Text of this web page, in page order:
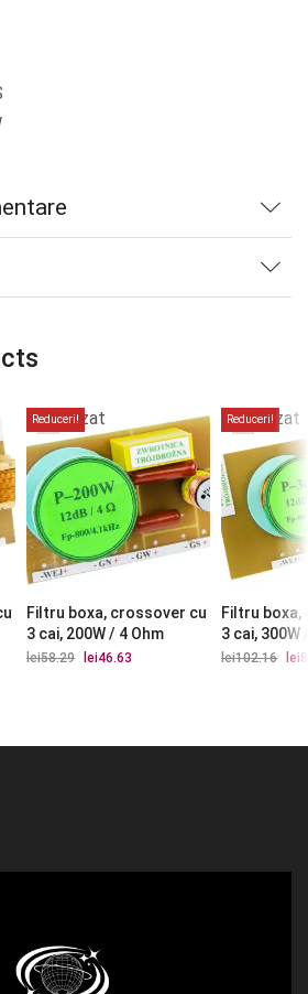
Reduceri!
epuizat
Filtru boxa, crossover cu
3 cai, 200W / 4 Ohm
lei58.29
Prețul
lei46.63
Reduceri!
epuizat
Filtru
3 cai, 300W
lei102.16 lei